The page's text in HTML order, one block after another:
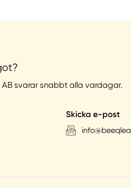
svarar snabbt alla vardagar.
Skicka e-post